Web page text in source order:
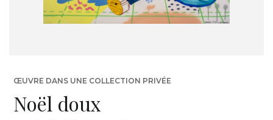
ŒUVRE DANS UNE COLLECTION PRIVÉE
Noël doux